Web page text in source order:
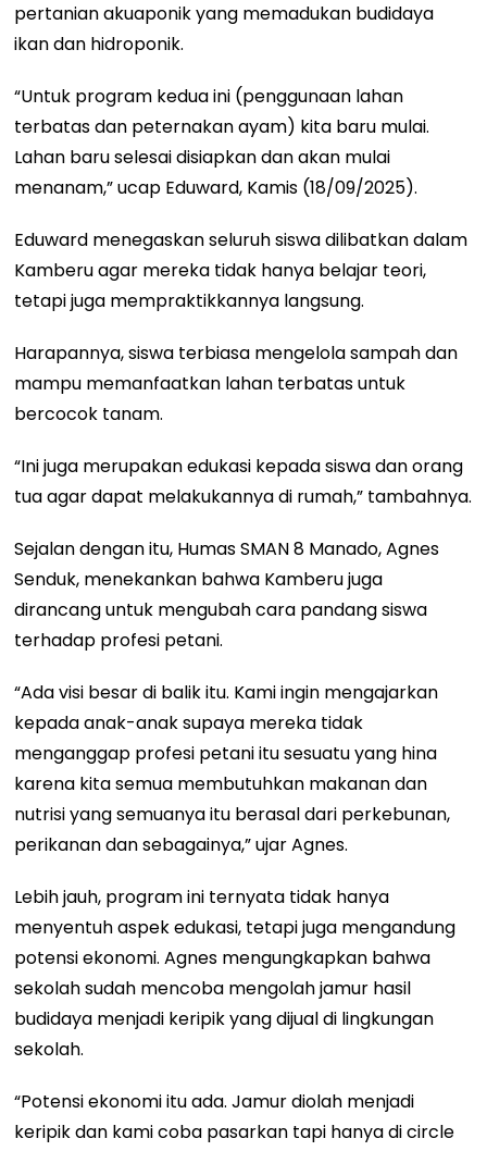
pertanian akuaponik yang memadukan budidaya
ikan dan hidroponik.
“Untuk program kedua ini (penggunaan lahan
terbatas dan peternakan ayam) kita baru mulai.
Lahan baru selesai disiapkan dan akan mulai
menanam,” ucap Eduward, Kamis (18/09/2025).
Eduward menegaskan seluruh siswa dilibatkan dalam
Kamberu agar mereka tidak hanya belajar teori,
tetapi juga mempraktikkannya langsung.
Harapannya, siswa terbiasa mengelola sampah dan
mampu memanfaatkan lahan terbatas untuk
bercocok tanam.
“Ini juga merupakan edukasi kepada siswa dan orang
tua agar dapat melakukannya di rumah,” tambahnya.
Sejalan dengan itu, Humas SMAN 8 Manado, Agnes
Senduk, menekankan bahwa Kamberu juga
dirancang untuk mengubah cara pandang siswa
terhadap profesi petani.
“Ada visi besar di balik itu. Kami ingin mengajarkan
kepada anak-anak supaya mereka tidak
menganggap profesi petani itu sesuatu yang hina
karena kita semua membutuhkan makanan dan
nutrisi yang semuanya itu berasal dari perkebunan,
perikanan dan sebagainya,” ujar Agnes.
Lebih jauh, program ini ternyata tidak hanya
menyentuh aspek edukasi, tetapi juga mengandung
potensi ekonomi. Agnes mengungkapkan bahwa
sekolah sudah mencoba mengolah jamur hasil
budidaya menjadi keripik yang dijual di lingkungan
sekolah.
“Potensi ekonomi itu ada. Jamur diolah menjadi
keripik dan kami coba pasarkan tapi hanya di circle